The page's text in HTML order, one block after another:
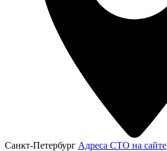
Санкт-Петербург Адреса СТО на сайте